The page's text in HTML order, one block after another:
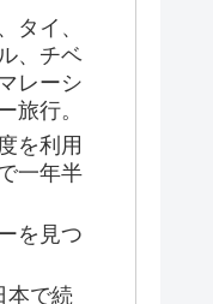
タイ、
、チベ
レーシ
旅行。
を利用
一年半
を見つ
本で続